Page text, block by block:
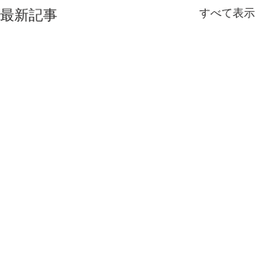
最新記事 すべて表示